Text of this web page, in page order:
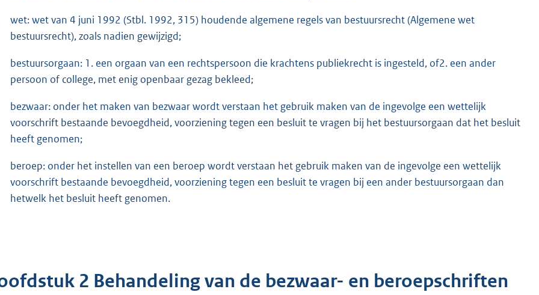
wet: wet van 4 juni 1992 (Stbl. 1992, 315) houdende algemene regels van bestuursrecht (Algemene wet
bestuursrecht), zoals nadien gewijzigd;
bestuursorgaan: 1. een orgaan van een rechtspersoon die krachtens publiekrecht is ingesteld, of2. een ander
persoon of college, met enig openbaar gezag bekleed;
bezwaar: onder het maken van bezwaar wordt verstaan het gebruik maken van de ingevolge een wettelijk
voorschrift bestaande bevoegdheid, voorziening tegen een besluit te vragen bij het bestuursorgaan dat het besluit
heeft genomen;
beroep: onder het instellen van een beroep wordt verstaan het gebruik maken van de ingevolge een wettelijk
voorschrift bestaande bevoegdheid, voorziening tegen een besluit te vragen bij een ander bestuursorgaan dan
hetwelk het besluit heeft genomen.
2 Behandeling van de bezwaar- en beroepschriften